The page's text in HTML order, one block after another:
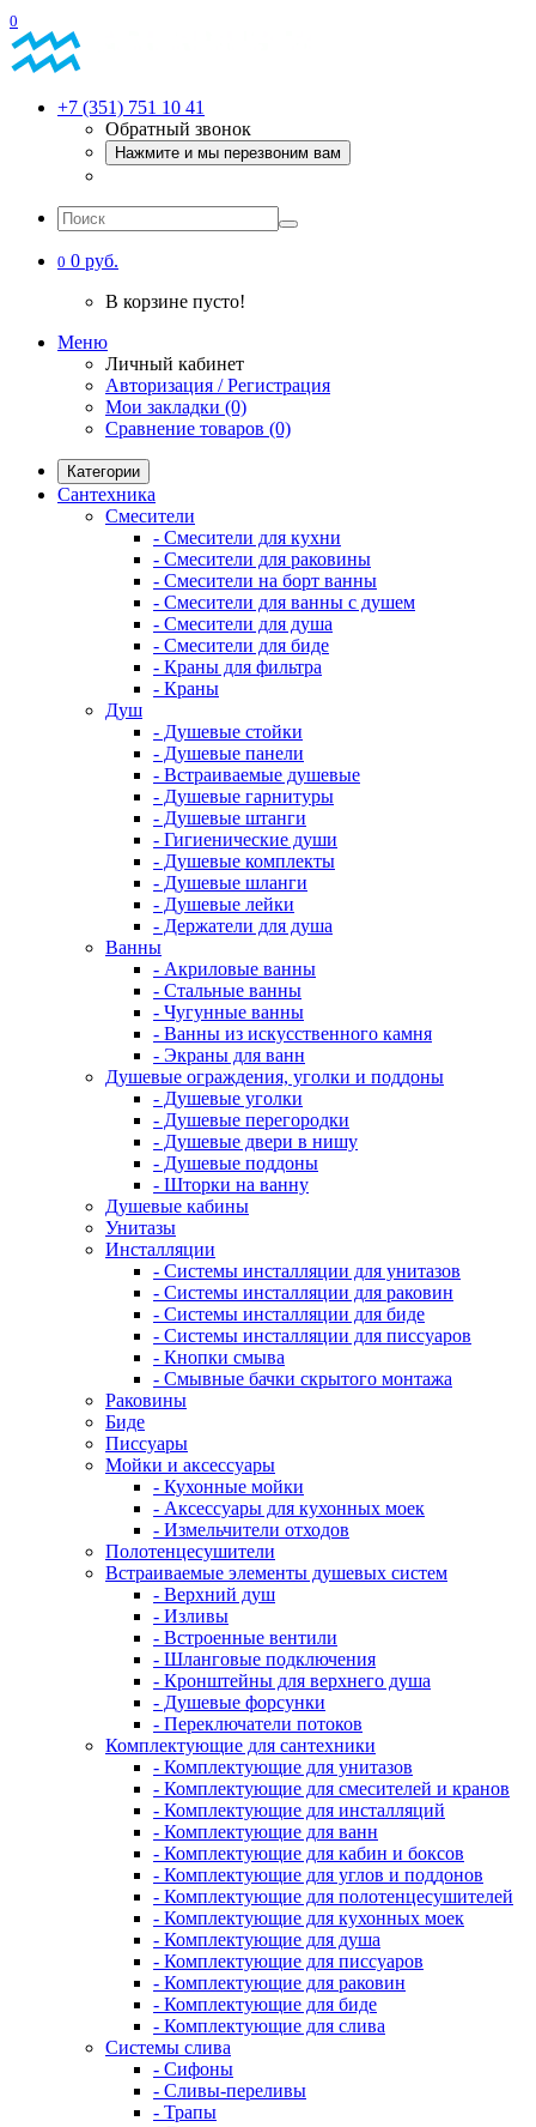
0
+7 (351) 751 10 41
Обратный звонок
Нажмите и мы перезвоним вам
0 0 руб.
В корзине пусто!
Меню
Личный кабинет
Авторизация / Регистрация
Мои закладки (0)
Сравнение товаров (0)
Категории
Сантехника
Смесители
- Смесители для кухни
- Смесители для раковины
- Смесители на борт ванны
- Смесители для ванны с душем
- Смесители для душа
- Смесители для биде
- Краны для фильтра
- Краны
Душ
- Душевые стойки
- Душевые панели
- Встраиваемые душевые
- Душевые гарнитуры
- Душевые штанги
- Гигиенические души
- Душевые комплекты
- Душевые шланги
- Душевые лейки
- Держатели для душа
Ванны
- Акриловые ванны
- Стальные ванны
- Чугунные ванны
- Ванны из искусственного камня
- Экраны для ванн
Душевые ограждения, уголки и поддоны
- Душевые уголки
- Душевые перегородки
- Душевые двери в нишу
- Душевые поддоны
- Шторки на ванну
Душевые кабины
Унитазы
Инсталляции
- Системы инсталляции для унитазов
- Системы инсталляции для раковин
- Системы инсталляции для биде
- Системы инсталляции для писсуаров
- Кнопки смыва
- Смывные бачки скрытого монтажа
Раковины
Биде
Писсуары
Мойки и аксессуары
- Кухонные мойки
- Аксессуары для кухонных моек
- Измельчители отходов
Полотенцесушители
Встраиваемые элементы душевых систем
- Верхний душ
- Изливы
- Встроенные вентили
- Шланговые подключения
- Кронштейны для верхнего душа
- Душевые форсунки
- Переключатели потоков
Комплектующие для сантехники
- Комплектующие для унитазов
- Комплектующие для смесителей и кранов
- Комплектующие для инсталляций
- Комплектующие для ванн
- Комплектующие для кабин и боксов
- Комплектующие для углов и поддонов
- Комплектующие для полотенцесушителей
- Комплектующие для кухонных моек
- Комплектующие для душа
- Комплектующие для писсуаров
- Комплектующие для раковин
- Комплектующие для биде
- Комплектующие для слива
Системы слива
- Сифоны
- Сливы-переливы
- Трапы